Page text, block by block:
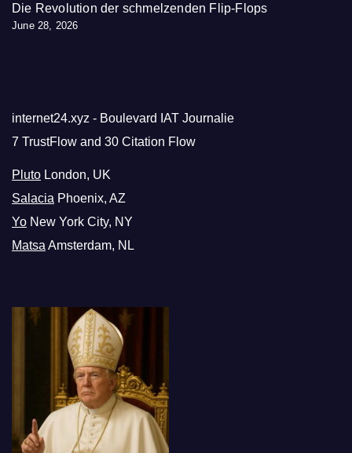
Die Revolution der schmelzenden Flip-Flops
June 28, 2026
internet24.xyz - Boulevard IAT Journalie
7 TrustFlow and 30 Citation Flow
Pluto London, UK
Salacia Phoenix, AZ
Yo New York City, NY
Matsa Amsterdam, NL